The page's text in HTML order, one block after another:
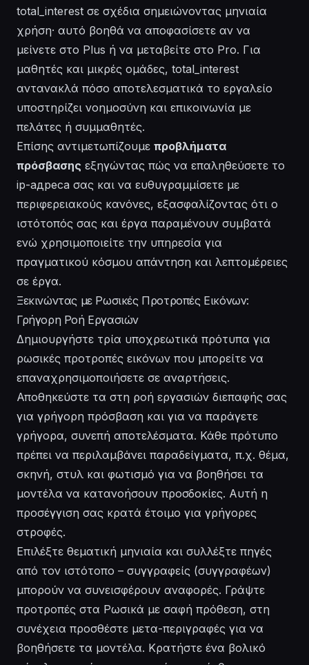
total_interest σε σχέδια σημειώνοντας μηνιαία
χρήση· αυτό βοηθά να αποφασίσετε αν να
μείνετε στο Plus ή να μεταβείτε στο Pro. Για
μαθητές και μικρές ομάδες, total_interest
αντανακλά πόσο αποτελεσματικά το εργαλείο
υποστηρίζει νοημοσύνη και επικοινωνία με
πελάτες ή συμμαθητές.
Επίσης αντιμετωπίζουμε προβλήματα
πρόσβασης εξηγώντας πώς να επαληθεύσετε το
ip-адреса σας και να ευθυγραμμίσετε με
περιφερειακούς κανόνες, εξασφαλίζοντας ότι ο
ιστότοπός σας και έργα παραμένουν συμβατά
ενώ χρησιμοποιείτε την υπηρεσία για
πραγματικού κόσμου απάντηση και λεπτομέρειες
σε έργα.
Ξεκινώντας με Ρωσικές Προτροπές Εικόνων:
Γρήγορη Ροή Εργασιών
Δημιουργήστε τρία υποχρεωτικά πρότυπα για
ρωσικές προτροπές εικόνων που μπορείτε να
επαναχρησιμοποιήσετε σε αναρτήσεις.
Αποθηκεύστε τα στη ροή εργασιών διεπαφής σας
για γρήγορη πρόσβαση και για να παράγετε
γρήγορα, συνεπή αποτελέσματα. Κάθε πρότυπο
πρέπει να περιλαμβάνει παραδείγματα, π.χ. θέμα,
σκηνή, στυλ και φωτισμό για να βοηθήσει τα
μοντέλα να κατανοήσουν προσδοκίες. Αυτή η
προσέγγιση σας κρατά έτοιμο για γρήγορες
στροφές.
Επιλέξτε θεματική μηνιαία και συλλέξτε πηγές
από τον ιστότοπο – συγγραφείς (συγγραφέων)
μπορούν να συνεισφέρουν αναφορές. Γράψτε
προτροπές στα Ρωσικά με σαφή πρόθεση, στη
συνέχεια προσθέστε μετα-περιγραφές για να
βοηθήσετε τα μοντέλα. Κρατήστε ένα βολικό